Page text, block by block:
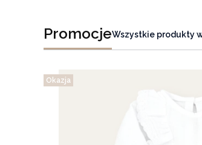
PromocjeWszystkie produkty
Okazja